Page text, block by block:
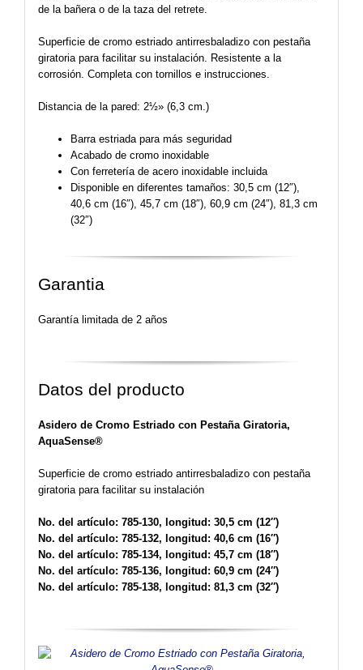
de la bañera o de la taza del retrete.
Superficie de cromo estriado antirresbaladizo con pestaña
giratoria para facilitar su instalación. Resistente a la
corrosión. Completa con tornillos e instrucciones.
Distancia de la pared: 2½» (6,3 cm.)
Barra estriada para más seguridad
Acabado de cromo inoxidable
Con ferretería de acero inoxidable incluida
Disponible en diferentes tamaños: 30,5 cm (12″),
40,6 cm (16″), 45,7 cm (18″), 60,9 cm (24″), 81,3 cm
(32″)
Garantia
Garantía limitada de 2 años
Datos del producto
Asidero de Cromo Estriado con Pestaña Giratoria,
AquaSense®
Superficie de cromo estriado antirresbaladizo con pestaña
giratoria para facilitar su instalación
No. del artículo: 785-130, longitud: 30,5 cm (12″)
No. del artículo: 785-132, longitud: 40,6 cm (16″)
No. del artículo: 785-134, longitud: 45,7 cm (18″)
No. del artículo: 785-136, longitud: 60,9 cm (24″)
No. del artículo: 785-138, longitud: 81,3 cm (32″)